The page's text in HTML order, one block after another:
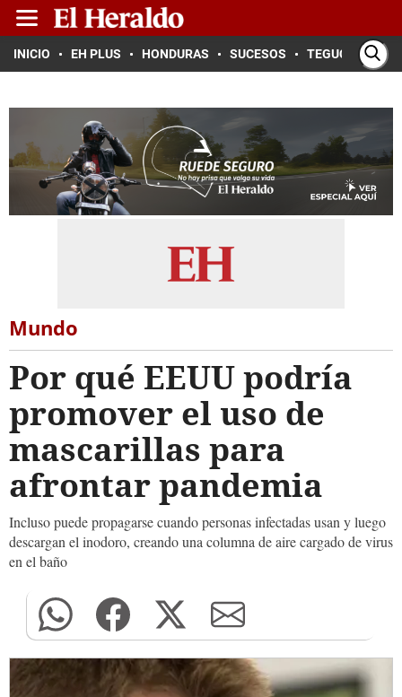
INICIO EH PLUS HONDURAS SUCESOS TEGUCIGALPA
Mundo
Por qué EEUU podría
promover el uso de
mascarillas para
afrontar pandemia
Incluso puede propagarse cuando personas infectadas usan y luego
descargan el inodoro, creando una columna de aire cargado de virus
en el baño